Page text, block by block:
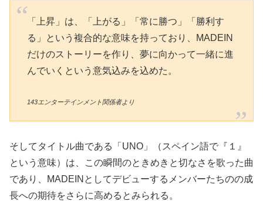
「上昇」は、「上がる」「常に勝つ」「勝利す
る」という複合的な意味を持っており、MADEIN
だけのストーリーを作り、夢に向かって一緒に進
んでいくという意気込みを込めた。
143エンターテインメント関係者より
そしてタイトル曲である「UNO」（スペイン語で『１』
という意味）は、この瞬間のときめきと切なさを歌った曲
であり、MADEINとしてデビューするメンバーたちのの成
長への期待をさらに高めるとみられる。